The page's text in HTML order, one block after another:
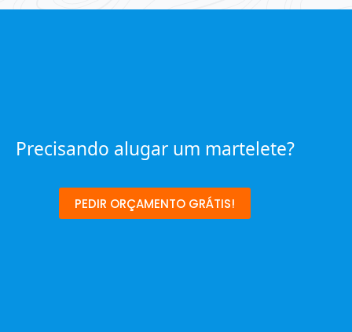
Precisando alugar um martelete?
PEDIR ORÇAMENTO GRÁTIS!